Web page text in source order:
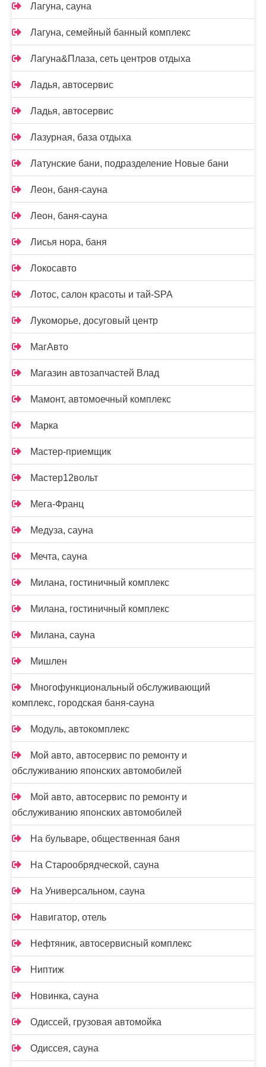
Лагуна, сауна
Лагуна, семейный банный комплекс
Лагуна&Плаза, сеть центров отдыха
Ладья, автосервис
Ладья, автосервис
Лазурная, база отдыха
Латунские бани, подразделение Новые бани
Леон, баня-сауна
Леон, баня-сауна
Лисья нора, баня
Локосавто
Лотос, салон красоты и тай-SPA
Лукоморье, досуговый центр
МагАвто
Магазин автозапчастей Влад
Мамонт, автомоечный комплекс
Марка
Мастер-приемщик
Мастер12вольт
Мега-Франц
Медуза, сауна
Мечта, сауна
Милана, гостиничный комплекс
Милана, гостиничный комплекс
Милана, сауна
Мишлен
Многофункциональный обслуживающий
комплекс, ​городская баня-сауна
Модуль, автокомплекс
Мой авто, автосервис по ремонту и
обслуживанию японских автомобилей
Мой авто, автосервис по ремонту и
обслуживанию японских автомобилей
На бульваре, общественная баня
На Старообрядческой, сауна
На Универсальном, сауна
Навигатор, отель
Нефтяник, автосервисный комплекс
Ниптиж
Новинка, сауна
Одиссей, грузовая автомойка
Одиссея, сауна